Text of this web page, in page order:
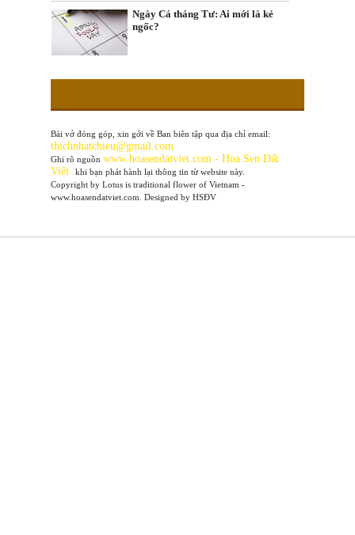
Ngày Cá tháng Tư: Ai mới là kẻ
ngốc?
Bài vở đóng góp, xin gởi về Ban biên tập qua địa chỉ email:
thichnhatchieu@gmail.com
Ghi rõ nguồn www.hoasendatviet.com - Hoa Sen Đất
Việt
khi bạn phát hành lại thông tin từ website này.
Copyright by Lotus is traditional flower of Vietnam -
www.hoasendatviet.com. Designed by HSĐV